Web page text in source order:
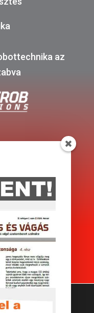
az
Minden jog
érdekében